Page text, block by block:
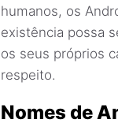
humanos, os
existência possa
os seus próprios
respeito.
Nomes de